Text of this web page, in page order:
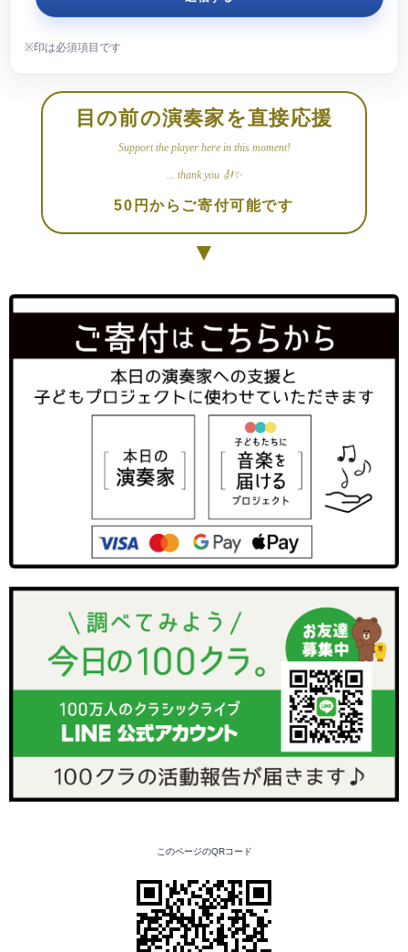
目の前の演奏家を直接応援
Support the player here in this moment!
... thank you 🎻✨
50円からご寄付可能です
▼
このページのQRコード